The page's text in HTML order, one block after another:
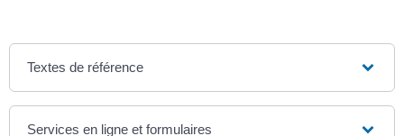
Textes de référence
Services en ligne et formulaires